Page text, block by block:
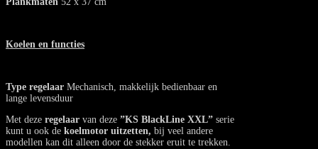
Koelen en functies
Type regelaar Mechanisch, makkelijk bedienbaar en
lange levensduur
Met deze regelaar van deze ”KS BlackLine XXL” serie
kunt u ook de koelmotor uitzetten, bij veel andere
modellen kan dit alleen door de stekker eruit te trekken.